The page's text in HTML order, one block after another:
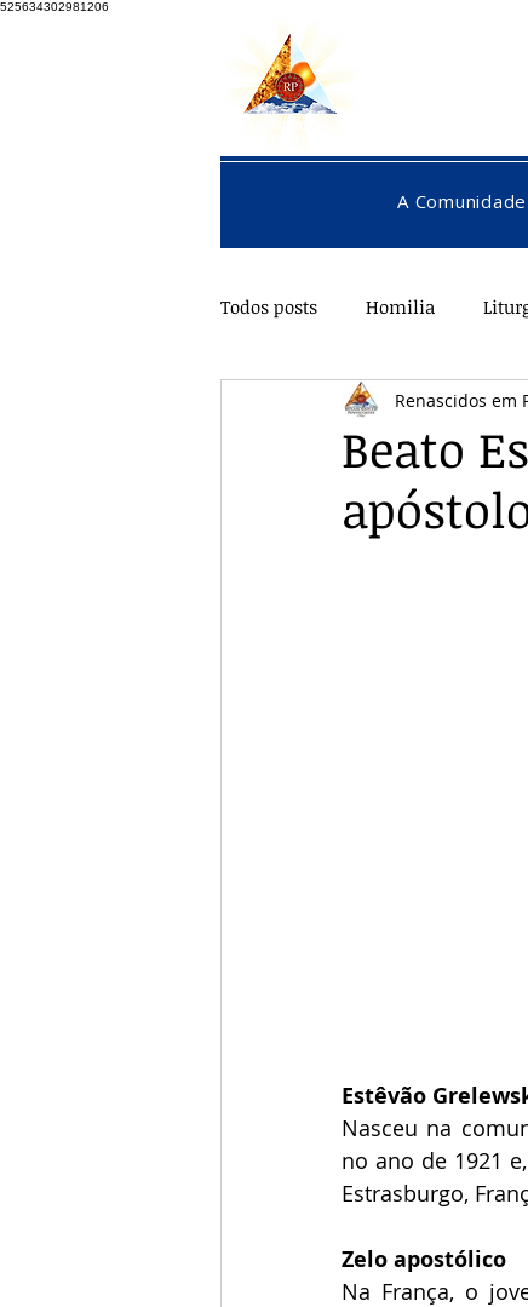
525634302981206
A Comunidade
Todos posts Homilia
Pentecostes Galeria
Beato
Renascidos em
Estêvão
Nasceu na
no ano de 1921
Estrasburgo,
Zelo apostólico
Na França, o